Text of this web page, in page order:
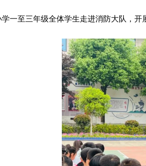
学一至三年级全体学生走进消防大队，开